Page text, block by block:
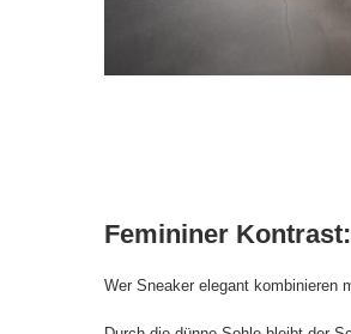
Femininer
Wer Sneaker elegant kombinieren